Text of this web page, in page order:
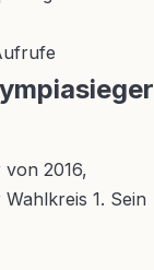
2016,
1. Sein